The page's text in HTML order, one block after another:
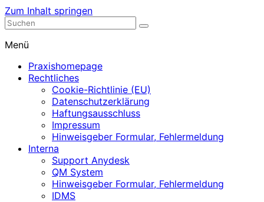
Zum Inhalt springen
Nephrologische Praxis mit Dialyse
Menü
Praxishomepage
Rechtliches
Cookie-Richtlinie (EU)
Datenschutzerklärung
Haftungsausschluss
Impressum
Hinweisgeber Formular, Fehlermeldung
Interna
Support Anydesk
QM System
Hinweisgeber Formular, Fehlermeldung
IDMS